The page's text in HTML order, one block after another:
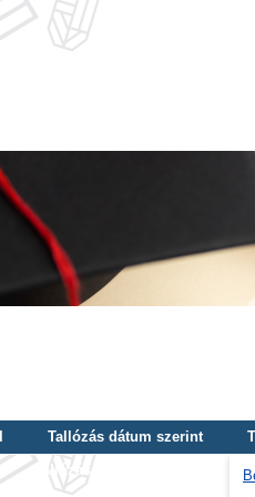
Tallózás dátum szerint
Tallózás kulcsszó szerint